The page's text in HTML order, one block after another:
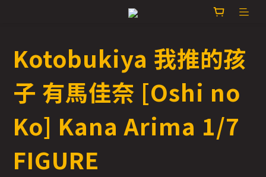
Kotobukiya 我推的孩
子 有馬佳奈 [Oshi no
Ko] Kana Arima 1/7
FIGURE